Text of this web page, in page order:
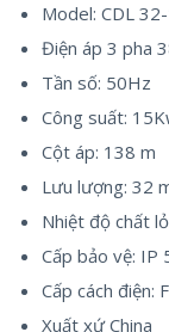
Model: CDL
Điện áp 3 pha
Tần số: 50Hz
Công suất:
Cột áp: 138 m
Lưu lượng: 32
Nhiệt độ chất
Cấp bảo vệ: IP
Cấp cách điện:
Xuất xứ China